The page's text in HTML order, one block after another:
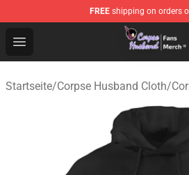
FREE shipping on orders
Open menu
Corpse Husband Store -
Startseite/Corpse Husband Cloth/